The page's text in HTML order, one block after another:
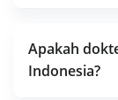
Apakah
Indonesia?